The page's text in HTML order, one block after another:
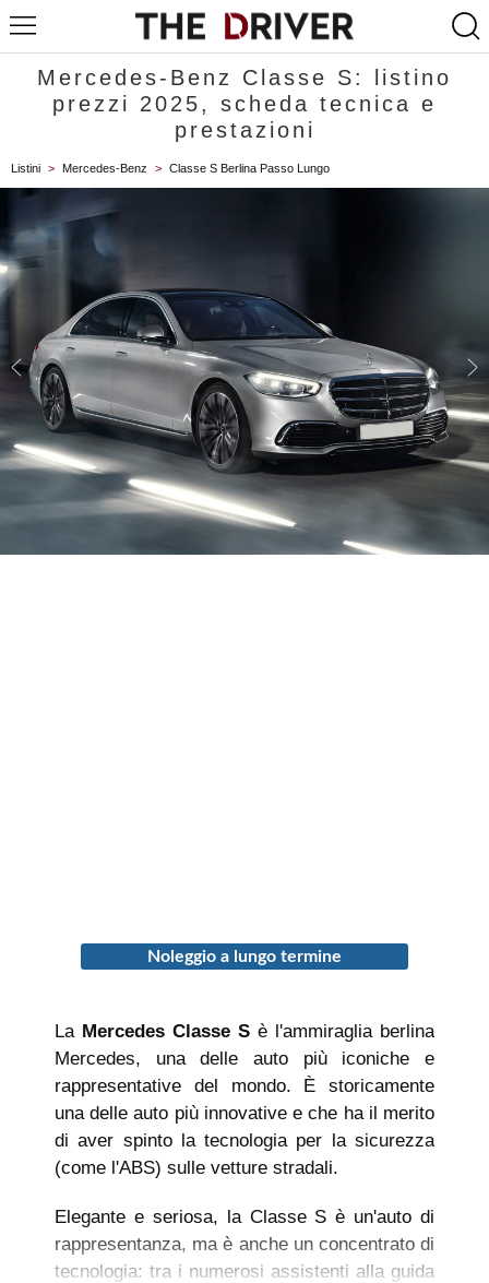
Mercedes-Benz Classe S: listino
prezzi 2025, scheda tecnica e
prestazioni
Listini > Mercedes-Benz > Classe S Berlina Passo Lungo
Noleggio a lungo termine
La Mercedes Classe S è l'ammiraglia berlina
Mercedes, una delle auto più iconiche e
rappresentative del mondo. È storicamente
una delle auto più innovative e che ha il merito
di aver spinto la tecnologia per la sicurezza
(come l'ABS) sulle vetture stradali.
Elegante e seriosa, la Classe S è un'auto di
rappresentanza, ma è anche un concentrato di
tecnologia: tra i numerosi assistenti alla guida